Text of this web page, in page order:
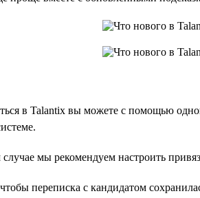
в Talantix вы можете с помощью
мы рекомендуем настроить
переписка с кандидатом